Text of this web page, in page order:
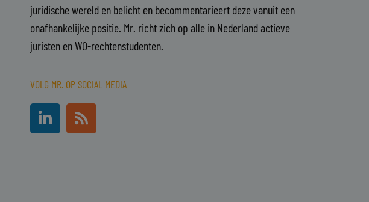
juridische wereld en belicht en becommentarieert deze vanuit een
onafhankelijke positie. Mr. richt zich op alle in Nederland actieve
juristen en WO-rechtenstudenten.
VOLG MR. OP SOCIAL MEDIA
L
i
n
R
s
s